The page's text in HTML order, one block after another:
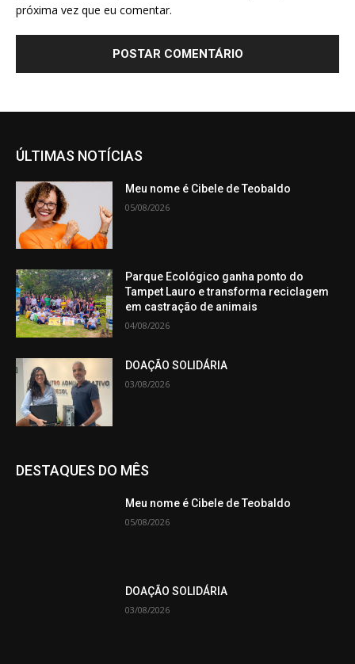
próxima vez que eu comentar.
ÚLTIMAS NOTÍCIAS
Meu nome é Cibele de Teobaldo
05/08/2026
Parque Ecológico ganha ponto do
Tampet Lauro e transforma reciclagem
em castração de animais
04/08/2026
DOAÇÃO SOLIDÁRIA
03/08/2026
DESTAQUES DO MÊS
Meu nome é Cibele de Teobaldo
05/08/2026
DOAÇÃO SOLIDÁRIA
03/08/2026